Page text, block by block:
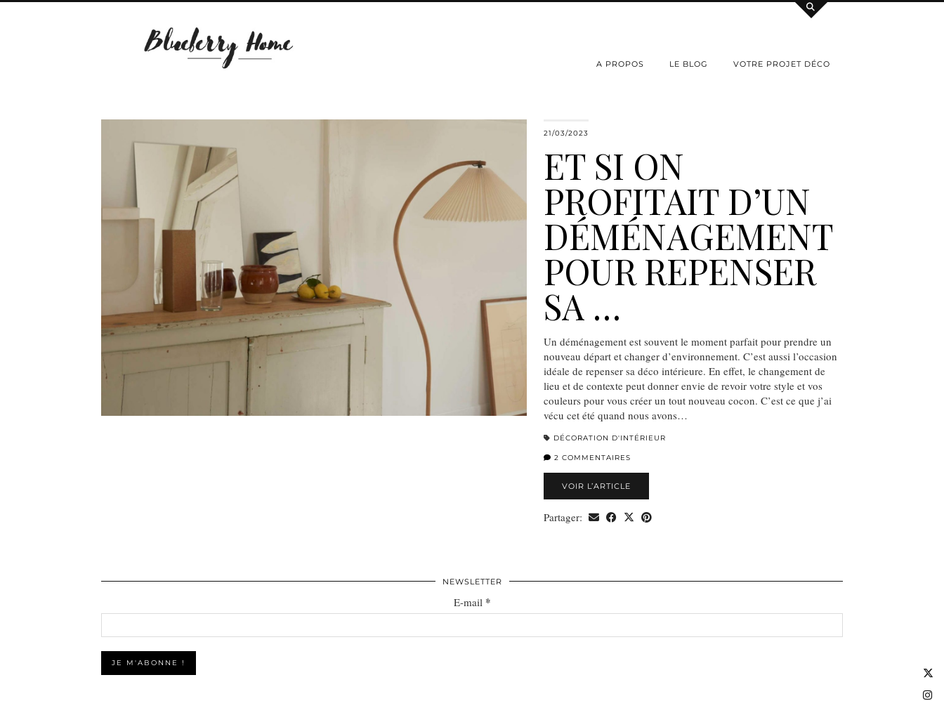
A PROPOS LE BLOG VOTRE PROJET DÉCO
21/03/2023
ET SI ON
PROFITAIT D’UN
DÉMÉNAGEMENT
POUR REPENSER
SA …
Un déménagement est souvent le moment parfait pour prendre un
nouveau départ et changer d’environnement. C’est aussi l’occasion
idéale de repenser sa déco intérieure. En effet, le changement de
lieu et de contexte peut donner envie de revoir votre style et vos
couleurs pour vous créer un tout nouveau cocon. C’est ce que j’ai
vécu cet été quand nous avons…
DÉCORATION D'INTÉRIEUR
2 COMMENTAIRES
VOIR L’ARTICLE
Partager:
NEWSLETTER
E-mail *